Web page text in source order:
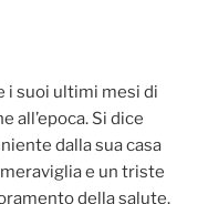
i suoi ultimi mesi di
all’epoca. Si dice
dalla sua casa
e un triste
della salute.